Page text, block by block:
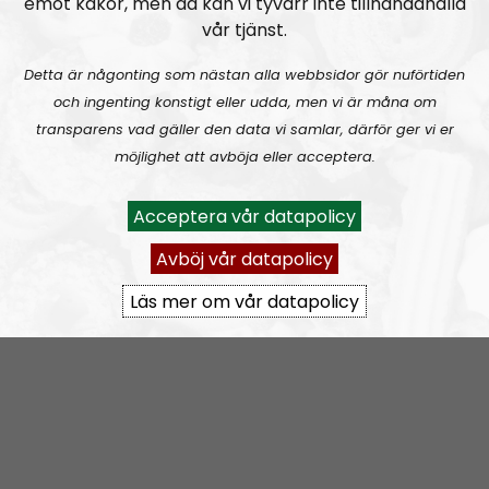
Prenumerera på NR Bohuslän medRSS
https://nordiskradio.se/?format=mp3-
rss&show=nr-bohusln
NR Bohuslän tar en paus
vår tjänst.
Detta är någonting som nästan alla webbsidor gör nuförtiden
och ingenting konstigt eller udda, men vi är måna om
transparens vad gäller den data vi samlar, därför ger vi er
möjlighet att avböja eller acceptera.
Acceptera vår datapolicy
Avböj vår datapolicy
Läs mer om vår datapolicy